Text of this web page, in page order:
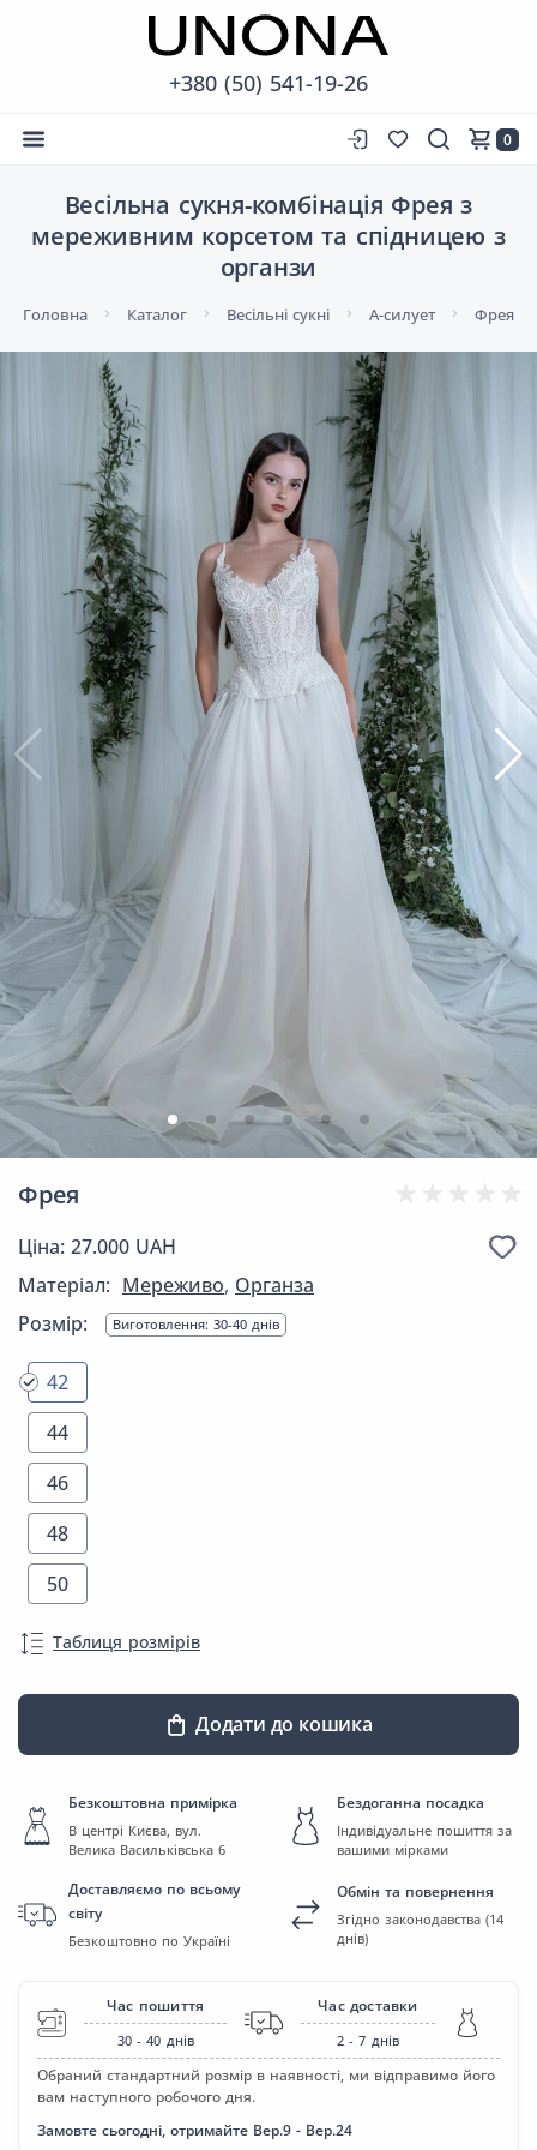
+380 (50) 541-19-26
0
Весільна сукня-комбінація Фрея з
мереживним корсетом та спідницею з
органзи
Головна Каталог Весільні сукні А-силует Фрея
Фрея
Ціна: 27.000 UAH
Матеріал: Мереживо, Органза
Розмір:
Виготовлення: 30-40 днів
42
44
46
48
50
Таблиця розмірів
Додати до кошика
Безкоштовна примірка
В центрі Києва, вул.
Велика Васильківська 6
Бездоганна посадка
Індивідуальне пошиття за
вашими мірками
Доставляємо по всьому
світу
Безкоштовно по Україні
Обмін та повернення
Згідно законодавства (14
днів)
Час пошиття
30 - 40 днів
Час доставки
2 - 7 днів
Обраний стандартний розмір в наявності, ми відправимо його
вам наступного робочого дня.
Замовте сьогодні, отримайте Вер.9 - Вер.24